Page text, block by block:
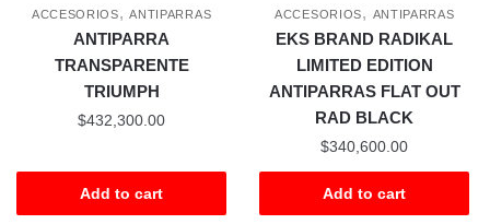
ACCESORIOS,ANTIPARRAS
ANTIPARRA
TRANSPARENTE
TRIUMPH
$432,300.00
Add to cart
ACCESORIOS, ANTIPARRAS
EKS BRAND RADIKAL
LIMITED EDITION
ANTIPARRAS FLAT OUT
RAD BLACK
$340,600.00
Add to cart